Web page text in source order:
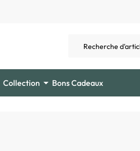
Collection  Bons Cadeaux